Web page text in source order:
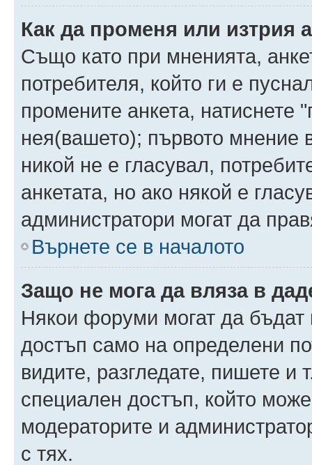
Как да променя или изтрия
Също като при мненията,
потребителя, който ги е
промените анкета, натиснете
нея(вашето); първото мнение
никой не е гласувал,
анкетата, но ако някой е
администратори могат да
Върнете се в началото
Защо не мога да вляза в
Някои форуми могат да бъдат
достъп само на определени
видите, разгледате, пишете
специален достъп, който
модераторите и
с тях.